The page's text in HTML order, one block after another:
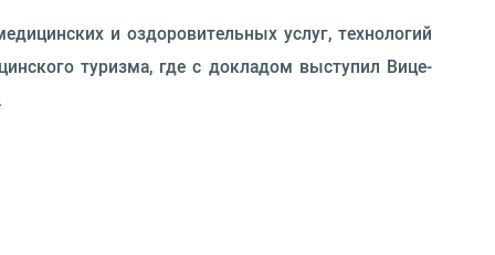
и оздоровительных услуг, технологий
туризма, где с докладом выступил Вице-